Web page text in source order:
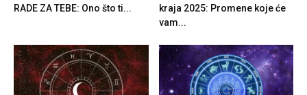
RADE ZA TEBE: Ono što ti...
kraja 2025: Promene koje će
vam...